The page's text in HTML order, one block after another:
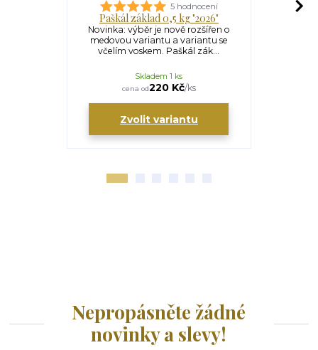
5 hodnocení
Paškál základ 0,5 kg "2026"
Novinka: výběr je nově rozšířen o
medovou variantu a variantu se
včelím voskem. Paškál zák...
cena od220 Kč/ks
Skladem 1 ks
Zvolit variantu
Nepropásněte žádné
novinky a slevy!